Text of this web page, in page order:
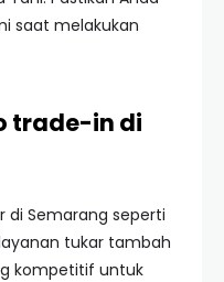
saat melakukan
trade-in di
di Semarang seperti
tukar tambah
kompetitif untuk